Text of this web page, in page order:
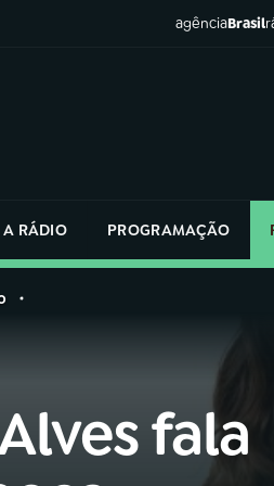
agênciaBrasil
A RÁDIO PROGRAMAÇÃO
fala